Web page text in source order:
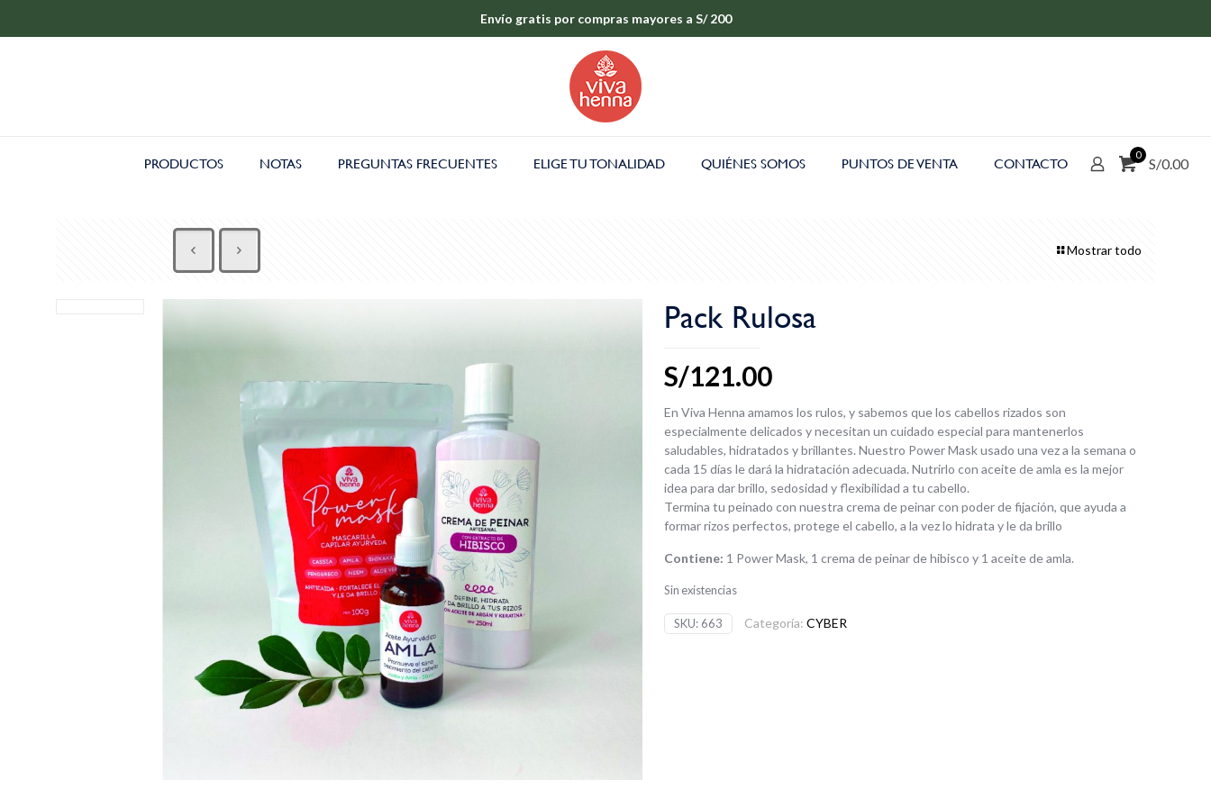
Envío gratis por compras mayores a S/ 200
PRODUCTOS NOTAS PREGUNTAS FRECUENTES ELIGE TU TONALIDAD QUIÉNES SOMOS PUNTOS DE VENTA CONTACTO
0
S/0.00
Mostrar todo
Pack Rulosa
S/121.00
En Viva Henna amamos los rulos, y sabemos que los cabellos rizados son
especialmente delicados y necesitan un cuidado especial para mantenerlos
saludables, hidratados y brillantes. Nuestro Power Mask usado una vez a la semana o
cada 15 días le dará la hidratación adecuada. Nutrirlo con aceite de amla es la mejor
idea para dar brillo, sedosidad y flexibilidad a tu cabello.
Termina tu peinado con nuestra crema de peinar con poder de fijación, que ayuda a
formar rizos perfectos, protege el cabello, a la vez lo hidrata y le da brillo
Contiene: 1 Power Mask, 1 crema de peinar de hibisco y 1 aceite de amla.
Sin existencias
SKU: 663 Categoría: CYBER